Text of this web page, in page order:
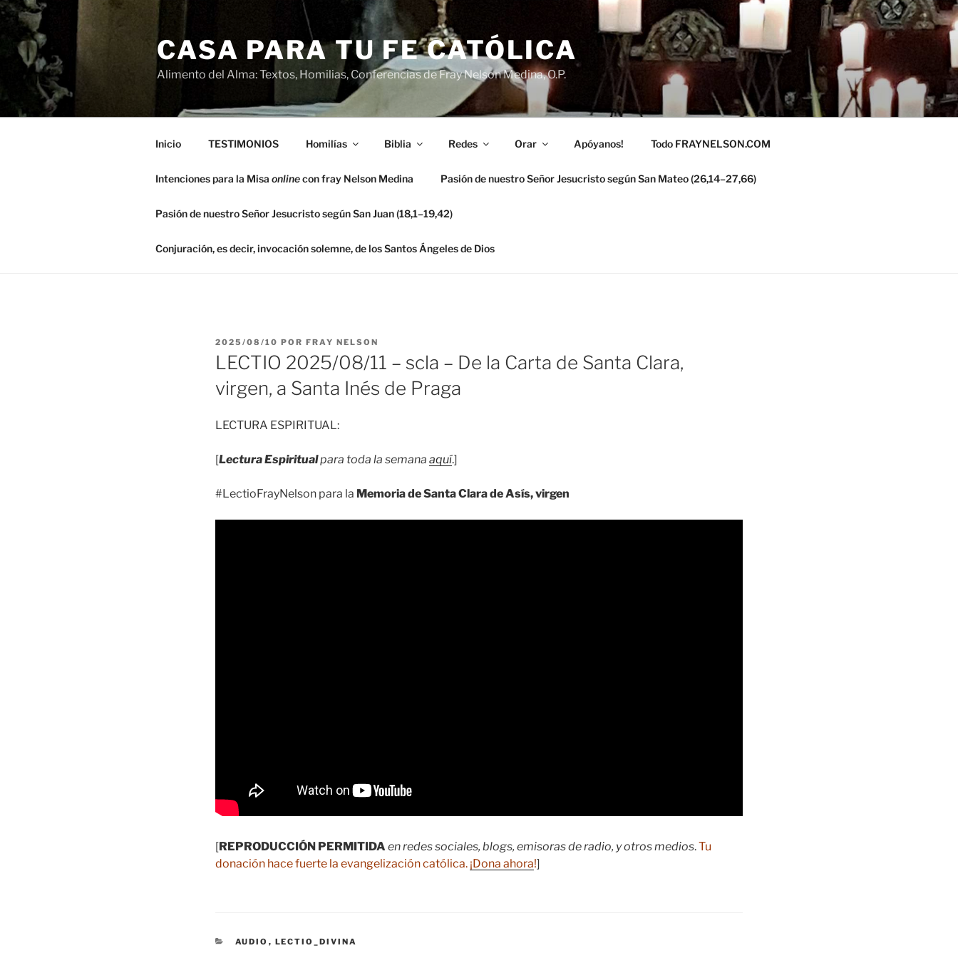
Saltar
contenido
CASA PARA TU FE CATÓLICA
Alimento del Alma: Textos, Homilias, Conferencias de Fray Nelson Medina, O.P.
Inicio TESTIMONIOS Homilías Biblia Redes Orar Apóyanos! Todo FRAYNELSON.COM
Intenciones para la Misa onlinecon fray Nelson Medina Pasión de nuestro Señor Jesucristo según San Mateo (26,14–27,66)
Pasión de nuestro Señor Jesucristo según San Juan (18,1–19,42)
Conjuración, es decir, invocación solemne, de los Santos Ángeles de Dios
PUBLICADO
EL
2025/08/10 POR FRAY NELSON
LECTIO 2025/08/11 – scla – De la Carta de Santa Clara,
virgen, a Santa Inés de Praga
LECTURA ESPIRITUAL:
[Lectura Espiritualpara toda la semana aquí.]
#LectioFrayNelson para la Memoria de Santa Clara de Asís, virgen
[REPRODUCCIÓN PERMITIDA en redes sociales, blogs, emisoras de radio, y otros medios.Tu
donación hace fuerte la evangelización católica. ¡Dona ahora!]
CATEGORÍAS
AUDIO , LECTIO_DIVINA